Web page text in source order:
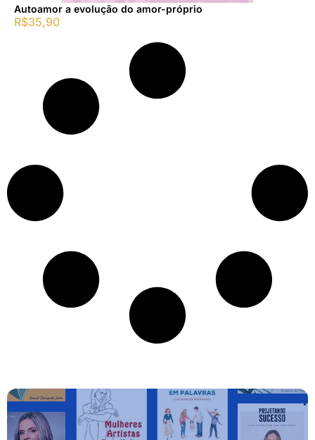
Autoamor a evolução do amor-próprio
R$35,90